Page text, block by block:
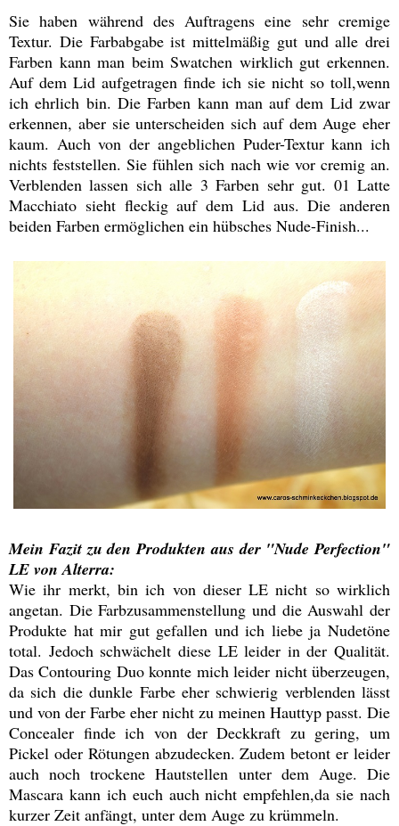
Sie haben während des Auftragens eine sehr cremige
Textur. Die Farbabgabe ist mittelmäßig gut und alle drei
Farben kann man beim Swatchen wirklich gut erkennen.
Auf dem Lid aufgetragen finde ich sie nicht so toll,wenn
ich ehrlich bin. Die Farben kann man auf dem Lid zwar
erkennen, aber sie unterscheiden sich auf dem Auge eher
kaum. Auch von der angeblichen Puder-Textur kann ich
nichts feststellen. Sie fühlen sich nach wie vor cremig an.
Verblenden lassen sich alle 3 Farben sehr gut. 01 Latte
Macchiato sieht fleckig auf dem Lid aus. Die anderen
beiden Farben ermöglichen ein hübsches Nude-Finish...
Mein Fazit zu den Produkten aus der "Nude Perfection"
LE von Alterra:
Wie ihr merkt, bin ich von dieser LE nicht so wirklich
angetan. Die Farbzusammenstellung und die Auswahl der
Produkte hat mir gut gefallen und ich liebe ja Nudetöne
total. Jedoch schwächelt diese LE leider in der Qualität.
Das Contouring Duo konnte mich leider nicht überzeugen,
da sich die dunkle Farbe eher schwierig verblenden lässt
und von der Farbe eher nicht zu meinen Hauttyp passt. Die
Concealer finde ich von der Deckkraft zu gering, um
Pickel oder Rötungen abzudecken. Zudem betont er leider
auch noch trockene Hautstellen unter dem Auge. Die
Mascara kann ich euch auch nicht empfehlen,da sie nach
kurzer Zeit anfängt, unter dem Auge zu krümmeln.